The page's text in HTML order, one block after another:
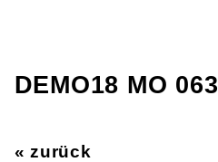
DEMO18 MO 063
« zurück